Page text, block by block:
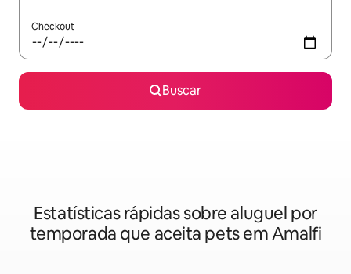
Checkout
Buscar
Estatísticas rápidas sobre aluguel por
temporada que aceita pets em Amalfi